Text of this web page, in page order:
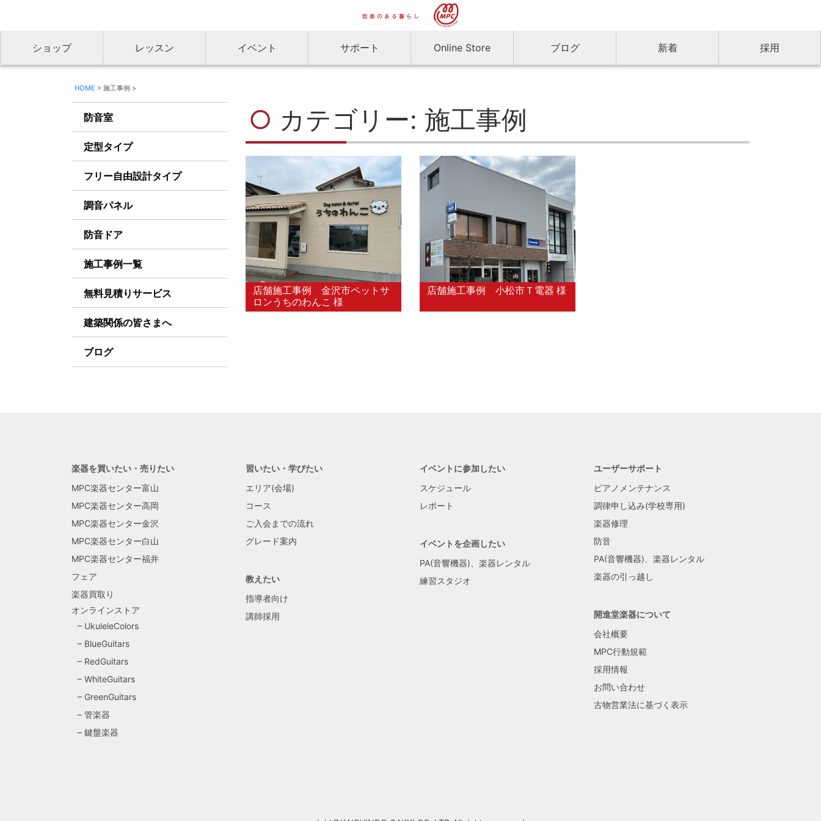
ショップ レッスン イベント サポート Online Store ブログ 新着 採用
HOME > 施工事例 >
カテゴリー: 施工事例
店舗施工事例 金沢市ペットサ
ロンうちのわんこ 様
店舗施工事例 小松市Ｔ電器 様
防音室
定型タイプ
フリー自由設計タイプ
調音パネル
防音ドア
施工事例一覧
無料見積りサービス
建築関係の皆さまへ
ブログ
楽器を買いたい・売りたい
MPC楽器センター富山
MPC楽器センター高岡
MPC楽器センター金沢
MPC楽器センター白山
MPC楽器センター福井
フェア
楽器買取り
オンラインストア
UkuleleColors
BlueGuitars
RedGuitars
WhiteGuitars
GreenGuitars
管楽器
鍵盤楽器
習いたい・学びたい
エリア(会場)
コース
ご入会までの流れ
グレード案内
教えたい
指導者向け
講師採用
イベントに参加したい
スケジュール
レポート
イベントを企画したい
PA(音響機器)、楽器レンタル
練習スタジオ
ユーザーサポート
ピアノメンテナンス
調律申し込み(学校専用)
楽器修理
防音
PA(音響機器)、楽器レンタル
楽器の引っ越し
開進堂楽器について
会社概要
MPC行動規範
採用情報
お問い合わせ
古物営業法に基づく表示